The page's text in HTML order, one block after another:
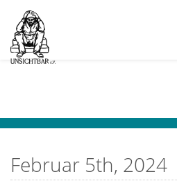
Februar 5th, 2024